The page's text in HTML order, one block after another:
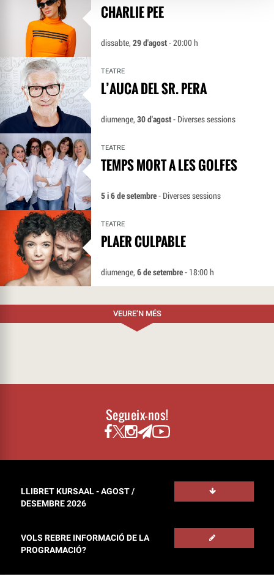
CHARLIE PEE
dissabte,29 d'agost- 20:00 h
TEATRE
L’AUCA DEL SR. PERA
diumenge,30 d'agost- Diverses sessions
TEATRE
TEMPS MORT A LES GOLFES
5 i 6 de setembre- Diverses sessions
TEATRE
PLAER CULPABLE
diumenge,6 de setembre- 18:00 h
VEURE’N MÉS
Segueix-nos!
LLIBRET KURSAAL - AGOST /
DESEMBRE 2026
VOLS REBRE INFORMACIÓ DE LA
PROGRAMACIÓ?